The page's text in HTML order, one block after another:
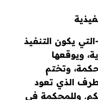
يكون التنفيذ
ويوقعها
وتختم
الذي تعود
وللمحكمة في